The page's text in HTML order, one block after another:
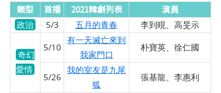
類型
首播 2021韓劇列表 演員
政治 5/3 五月的青春 李到晛、高旻示
奇幻
愛情
5/10
有一天滅亡來到
我家門口
朴寶英、徐仁國
5/26
我的室友是九尾
狐
張基龍、李惠利